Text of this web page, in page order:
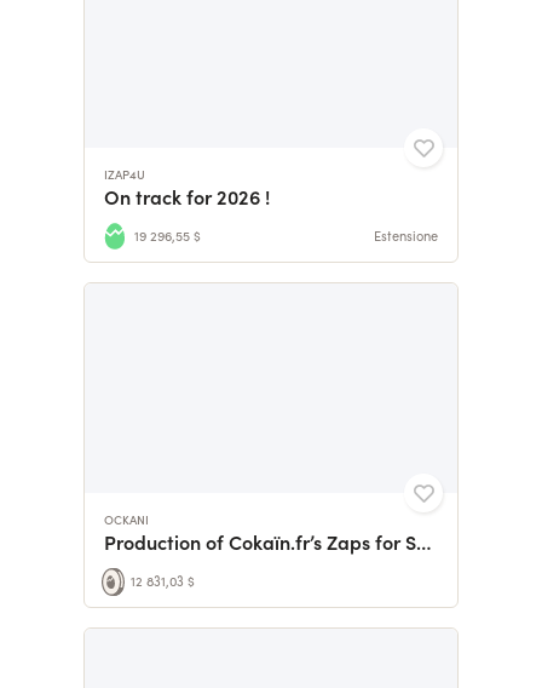
IZAP4U
On track for 2026 !
19 296,55 $ Estensione
OCKANI
Production of Cokaïn.fr’s Zaps for Season 10
12 831,03 $